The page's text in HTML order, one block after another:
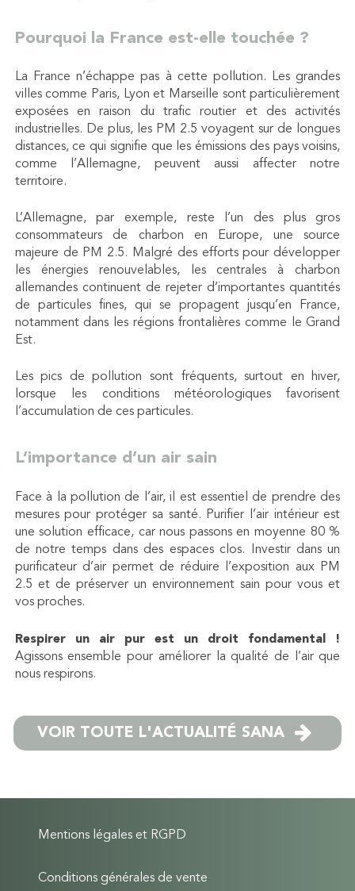
Pourquoi la France est-elle touchée ?
La France n’échappe pas à cette pollution. Les grandes
villes comme Paris, Lyon et Marseille sont particulièrement
exposées en raison du trafic routier et des activités
industrielles. De plus, les PM 2.5 voyagent sur de longues
distances, ce qui signifie que les émissions des pays voisins,
comme l’Allemagne, peuvent aussi affecter notre
territoire.
L’Allemagne, par exemple, reste l’un des plus gros
consommateurs de charbon en Europe, une source
majeure de PM 2.5. Malgré des efforts pour développer
les énergies renouvelables, les centrales à charbon
allemandes continuent de rejeter d’importantes quantités
de particules fines, qui se propagent jusqu’en France,
notamment dans les régions frontalières comme le Grand
Est.
Les pics de pollution sont fréquents, surtout en hiver,
lorsque les conditions météorologiques favorisent
l’accumulation de ces particules.
L’importance d’un air sain
Face à la pollution de l’air, il est essentiel de prendre des
mesures pour protéger sa santé. Purifier l’air intérieur est
une solution efficace, car nous passons en moyenne 80 %
de notre temps dans des espaces clos. Investir dans un
purificateur d’air permet de réduire l’exposition aux PM
2.5 et de préserver un environnement sain pour vous et
vos proches.
Respirer un air pur est un droit fondamental !
Agissons ensemble pour améliorer la qualité de l’air que
nous respirons.
VOIR TOUTE L'ACTUALITÉ SANA
Mentions légales et RGPD
Conditions générales de vente